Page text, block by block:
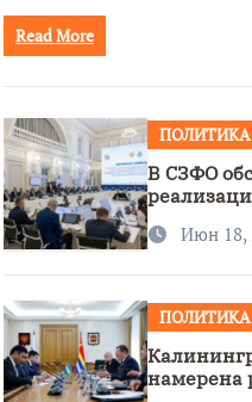
Read More
ПОЛИТИКА
В СЗФО
Июн 18,
ПОЛИТИКА
намерена